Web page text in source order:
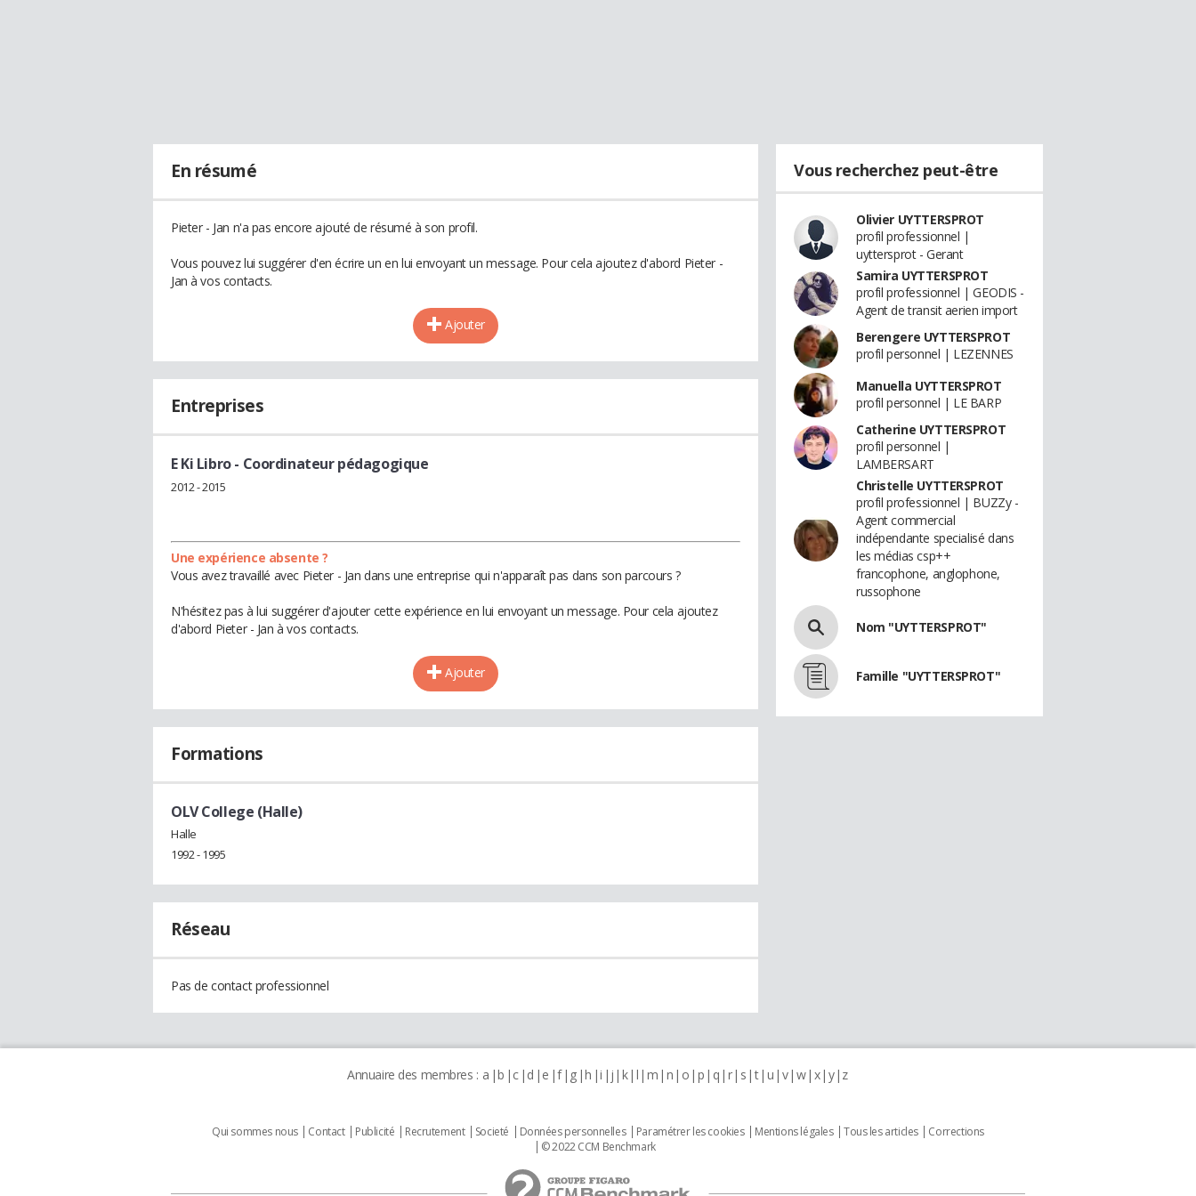
En résumé
Pieter - Jan n'a pas encore ajouté de résumé à son profil.
Vous pouvez lui suggérer d'en écrire un en lui envoyant un message. Pour cela ajoutez d'abord Pieter -
Jan à vos contacts.
Ajouter
Entreprises
E Ki Libro- Coordinateur pédagogique
2012 - 2015
Une expérience absente ?
Vous avez travaillé avec Pieter - Jan dans une entreprise qui n'apparaît pas dans son parcours ?
N'hésitez pas à lui suggérer d'ajouter cette expérience en lui envoyant un message. Pour cela ajoutez
d'abord Pieter - Jan à vos contacts.
Ajouter
Formations
OLV College (Halle)
Halle
1992 - 1995
Réseau
Pas de contact professionnel
Vous recherchez peut-être
Olivier UYTTERSPROT
profil professionnel |
uyttersprot - Gerant
Samira UYTTERSPROT
profil professionnel | GEODIS -
Agent de transit aerien import
Berengere UYTTERSPROT
profil personnel | LEZENNES
Manuella UYTTERSPROT
profil personnel | LE BARP
Catherine UYTTERSPROT
profil personnel |
LAMBERSART
Christelle UYTTERSPROT
profil professionnel | BUZZy -
Agent commercial
indépendante specialisé dans
les médias csp++
francophone, anglophone,
russophone
Nom "UYTTERSPROT"
Famille "UYTTERSPROT"
Annuaire des membres : a b c d e f g h i j k l m n o p q r s t u v w x y z
Qui sommes nous Contact Publicité Recrutement Societé Données personnelles Paramétrer les cookies Mentions légales Tous les articles
Corrections
© 2022 CCM Benchmark